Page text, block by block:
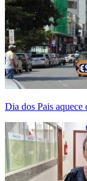
Dia dos Pais aquece